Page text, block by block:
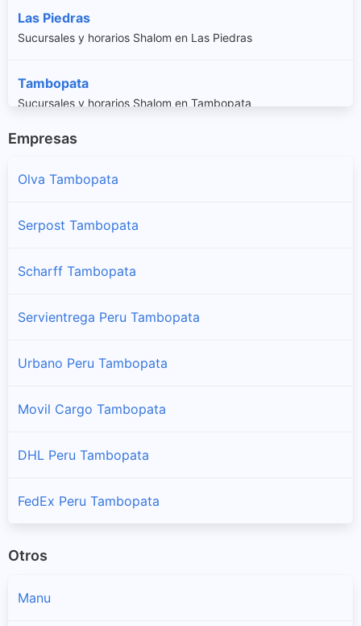
Las Piedras
Sucursales y horarios Shalom en Las Piedras
Tambopata
Sucursales y horarios Shalom en Tambopata
Empresas
Olva Tambopata
Serpost Tambopata
Scharff Tambopata
Servientrega Peru Tambopata
Urbano Peru Tambopata
Movil Cargo Tambopata
DHL Peru Tambopata
FedEx Peru Tambopata
Otros
Manu